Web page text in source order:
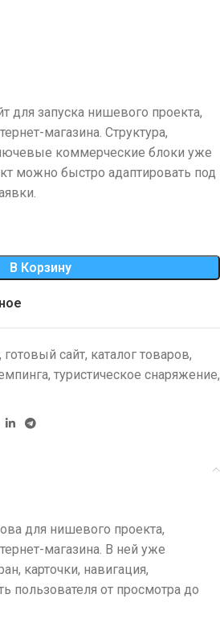
для запуска нишевого проекта,
магазина. Структура,
коммерческие блоки уже
можно быстро адаптировать под
В Корзину
, готовый сайт, каталог товаров,
, туристическое снаряжение,
для нишевого проекта,
магазина. В ней уже
карточки, навигация,
пользователя от просмотра до